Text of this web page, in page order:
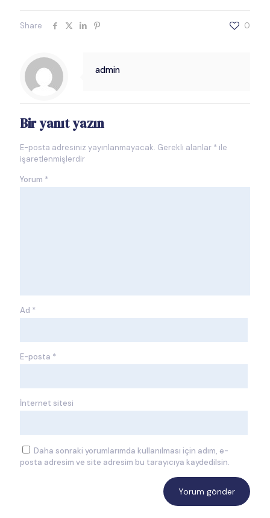
Share 0
admin
Bir yanıt yazın
E-posta adresiniz yayınlanmayacak. Gerekli alanlar * ile
işaretlenmişlerdir
Yorum *
Ad *
E-posta *
İnternet sitesi
Daha sonraki yorumlarımda kullanılması için adım, e-
posta adresim ve site adresim bu tarayıcıya kaydedilsin.